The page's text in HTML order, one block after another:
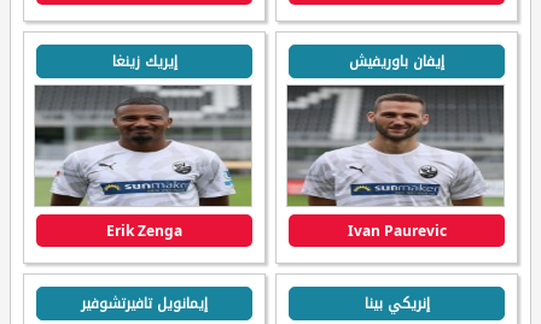
إيفان باوريفيش
Ivan Paurevic
إيريك زينغا
Erik Zenga
إنريكي بينا إيمانويل تافيرتشوفير